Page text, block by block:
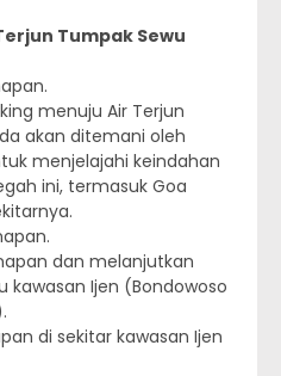
Tumpak Sewu
menuju Air Terjun
akan ditemani oleh
menjelajahi keindahan
ini, termasuk Goa
dan melanjutkan
kawasan Ijen (Bondowoso
di sekitar kawasan Ijen